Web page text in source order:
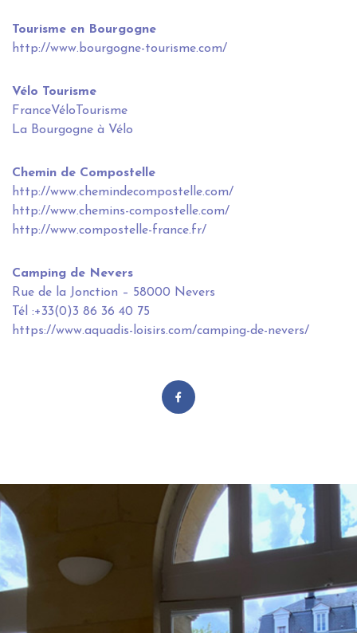
Tourisme en Bourgogne
http://www.bourgogne-tourisme.com/
Vélo Tourisme
FranceVéloTourisme
La Bourgogne à Vélo
Chemin de Compostelle
http://www.chemindecompostelle.com/
http://www.chemins-compostelle.com/
http://www.compostelle-france.fr/
Camping de Nevers
Rue de la Jonction – 58000 Nevers
Tél :+33(0)3 86 36 40 75
https://www.aquadis-loisirs.com/camping-de-nevers/